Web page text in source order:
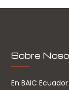
Sobre
En BAIC